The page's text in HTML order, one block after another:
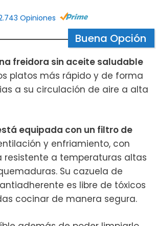
Opiniones
Buena Opción
freidora sin aceite saludable
platos más rápido y de forma
a su circulación de aire a alta
equipada con un filtro de
y enfriamiento, con
resistente a temperaturas altas
Su cazuela de
es libre de tóxicos
cocinar de manera segura.